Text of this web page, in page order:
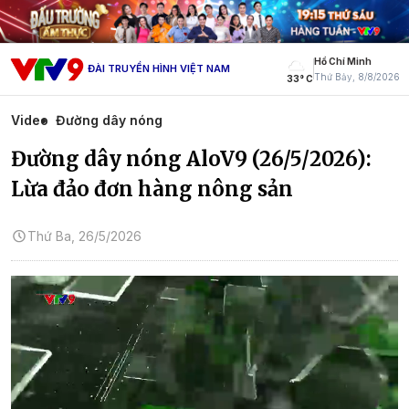
ĐÀI TRUYỀN HÌNH VIỆT NAM
33° C
Hồ Chí Minh
Thứ Bảy, 8/8/2026
Video Đường dây nóng
Đường dây nóng AloV9 (26/5/2026):
Lừa đảo đơn hàng nông sản
Thứ Ba, 26/5/2026